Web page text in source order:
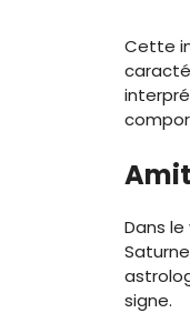
Cette
Dans
signe.